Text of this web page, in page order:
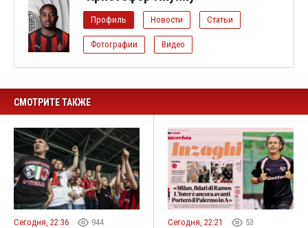
Профиль Новости Статьи
Фотографии Видео
СМОТРИТЕ ТАКЖЕ
Сегодня, 22:36 944 Сегодня, 22:21 53